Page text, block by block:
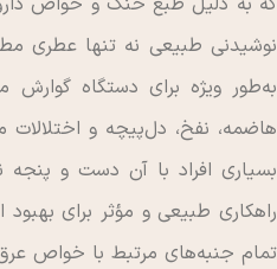
نوشیدنی طبیعی نه تنها عطری
به‌طور ویژه برای دستگاه
هاضمه، نفخ، دل‌پیچه و
بسیاری افراد با آن دست و پنجه
راهکاری طبیعی و مؤثر برای
تمام جنبه‌های مرتبط با خواص